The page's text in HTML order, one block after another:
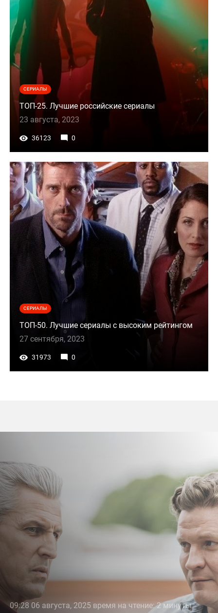
СЕРИАЛЫ
ТОП-25. Лучшие российские сериалы
23 августа, 2023
36123 0
СЕРИАЛЫ
ТОП-50. Лучшие сериалы с высоким рейтингом
27 сентября, 2023
31973 0
09:28 06 августа, 2025 время на чтение: 2 минуты